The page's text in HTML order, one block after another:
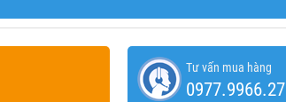
Tư vấn mua hàng
0977.9966.27